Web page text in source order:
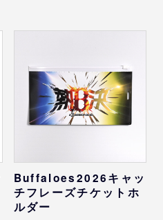
Buffaloes2026キャッ
チフレーズチケットホ
ルダー